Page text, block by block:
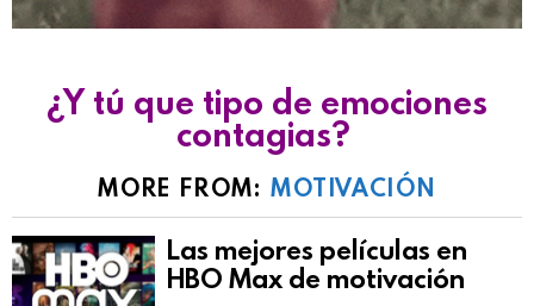
¿Y tú que tipo de emociones
contagias?
MORE FROM: MOTIVACIÓN
Las mejores películas en
HBO Max de motivación